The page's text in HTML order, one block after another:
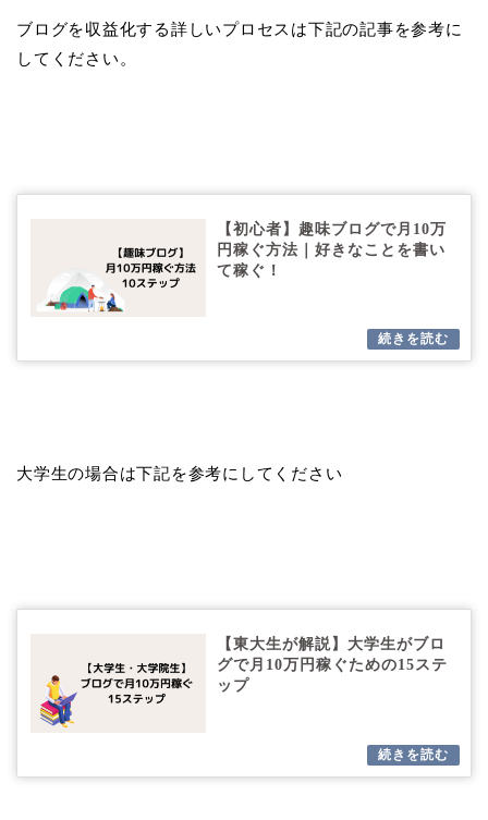
ブログを収益化する詳しいプロセスは下記の記事を参考に
してください。
【初心者】趣味ブログで月10万
円稼ぐ方法｜好きなことを書い
て稼ぐ！
大学生の場合は下記を参考にしてください
【東大生が解説】大学生がブロ
グで月10万円稼ぐための15ステ
ップ